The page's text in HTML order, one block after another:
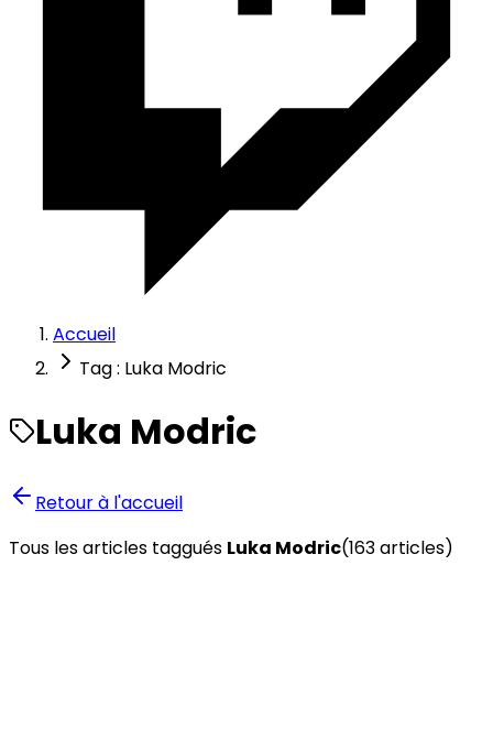
Accueil
Tag : Luka Modric
Luka Modric
Retour à l'accueil
Tous les articles taggués Luka Modric(163articles)